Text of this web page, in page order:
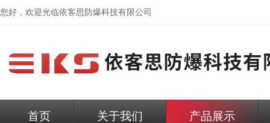
您好，欢迎光临依客思防爆科技有限公司
首页 关于我们 产品展示